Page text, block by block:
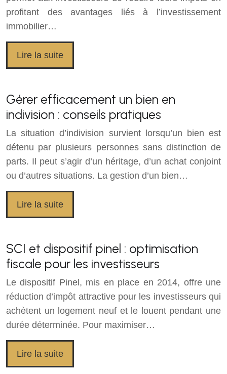
profitant des avantages liés à l’investissement
immobilier…
Lire la suite
Gérer efficacement un bien en
indivision : conseils pratiques
La situation d’indivision survient lorsqu’un bien est
détenu par plusieurs personnes sans distinction de
parts. Il peut s’agir d’un héritage, d’un achat conjoint
ou d’autres situations. La gestion d’un bien…
Lire la suite
SCI et dispositif pinel : optimisation
fiscale pour les investisseurs
Le dispositif Pinel, mis en place en 2014, offre une
réduction d’impôt attractive pour les investisseurs qui
achètent un logement neuf et le louent pendant une
durée déterminée. Pour maximiser…
Lire la suite